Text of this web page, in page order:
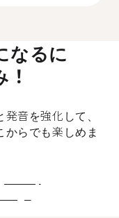
なるに
音を強化して、
らでも楽しめま